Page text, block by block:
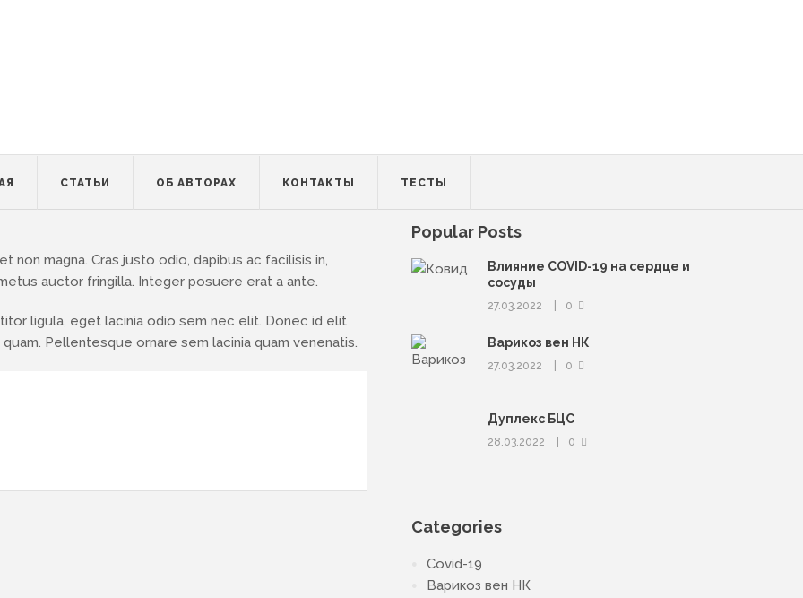
СТАТЬИ ОБ АВТОРАХ КОНТАКТЫ ТЕСТЫ
non magna. Cras justo odio, dapibus ac facilisis in,
auctor fringilla. Integer posuere erat a ante.
ligula, eget lacinia odio sem nec elit. Donec id elit
Pellentesque ornare sem lacinia quam venenatis.
Popular Posts
Влияние COVID-19 на сердце и
сосуды
27.03.2022 0
Варикоз вен НК
27.03.2022 0
Дуплекс БЦС
28.03.2022 0
Categories
Covid-19
Варикоз вен НК